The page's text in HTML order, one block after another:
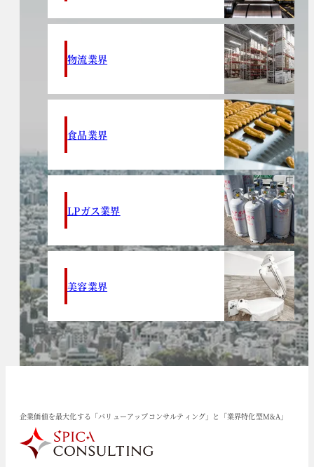
物流業界
食品業界
LPガス業界
美容業界
企業価値を最大化する「バリューアップコンサルティング」と「業界特化型M&A」